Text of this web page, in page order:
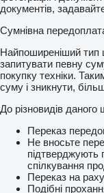
документів,
Сумнівна
Найпоширеніший тип
запитувати певну
покупку техніки.
суму і зникнути,
До різновидів
Переказ
Не вносьте
підтверджують
спілкування
Переказ на
Подібні